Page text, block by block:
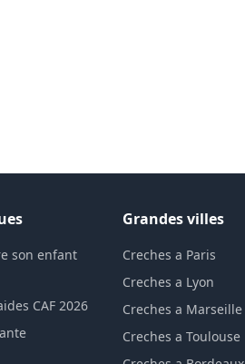
son enfant
CAF 2026
Grandes villes
Creches a Paris
Creches a Lyon
Creches a Marseille
Creches a Toulouse